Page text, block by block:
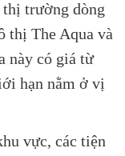
trường dòng
thị The Aqua và
này có giá từ
hạn nằm ở vị
vực, các tiện